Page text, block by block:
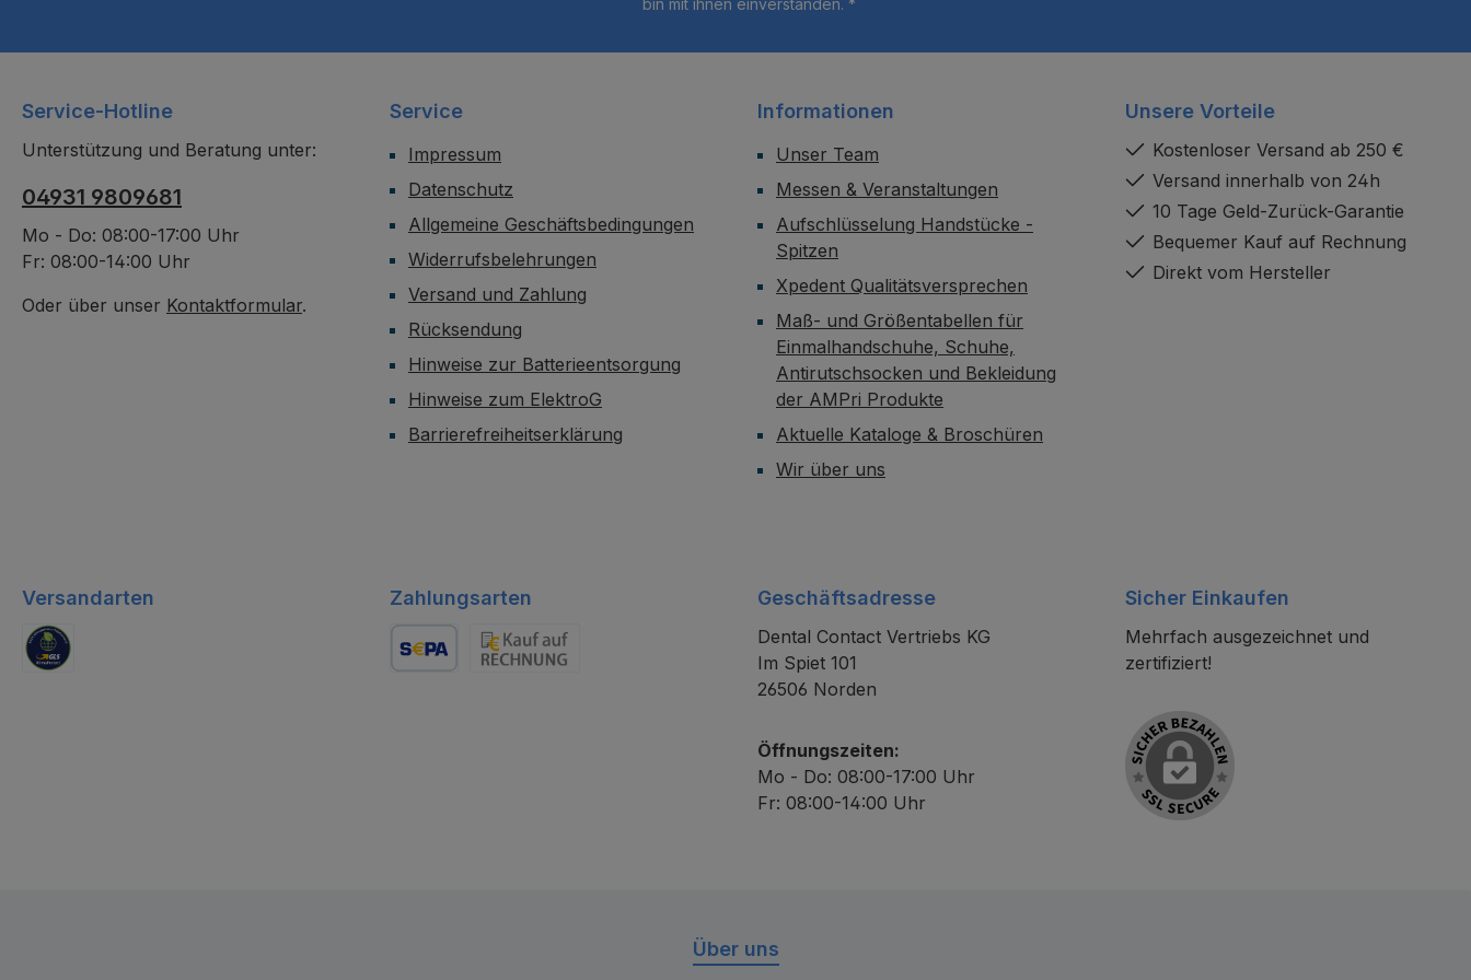
bin mit ihnen einverstanden. *
Service-Hotline
Unterstützung und Beratung unter:
04931 9809681
Mo - Do: 08:00-17:00 Uhr
Fr: 08:00-14:00 Uhr
Oder über unser Kontaktformular.
Service
Impressum
Datenschutz
Allgemeine Geschäftsbedingungen
Widerrufsbelehrungen
Versand und Zahlung
Rücksendung
Hinweise zur Batterieentsorgung
Hinweise zum ElektroG
Barrierefreiheitserklärung
Informationen
Unser Team
Messen & Veranstaltungen
Aufschlüsselung Handstücke -
Spitzen
Xpedent Qualitätsversprechen
Maß- und Größentabellen für
Einmalhandschuhe, Schuhe,
Antirutschsocken und Bekleidung
der AMPri Produkte
Aktuelle Kataloge & Broschüren
Wir über uns
Unsere Vorteile
Kostenloser Versand ab 250 €
Versand innerhalb von 24h
10 Tage Geld-Zurück-Garantie
Bequemer Kauf auf Rechnung
Direkt vom Hersteller
Versandarten Zahlungsarten Geschäftsadresse
Dental Contact Vertriebs KG
Im Spiet 101
26506 Norden
Öffnungszeiten:
Mo - Do: 08:00-17:00 Uhr
Fr: 08:00-14:00 Uhr
Sicher Einkaufen
Mehrfach ausgezeichnet und
zertifiziert!
Über uns